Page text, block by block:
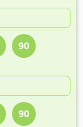
90
90